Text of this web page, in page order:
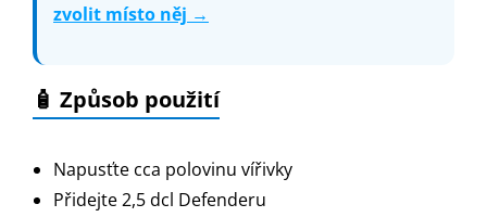
zvolit místo něj →
🧴 Způsob použití
Napusťte cca polovinu vířivky
Přidejte 2,5 dcl Defenderu